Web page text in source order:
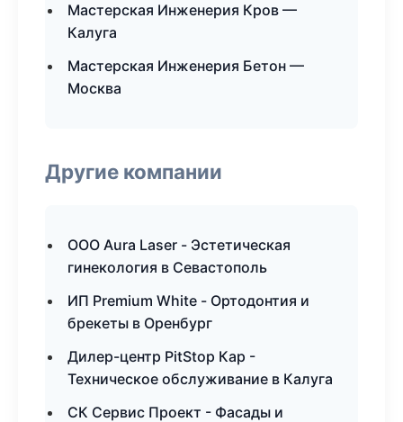
Мастерская Инженерия Кров —
Калуга
Мастерская Инженерия Бетон —
Москва
Другие компании
ООО Aura Laser - Эстетическая
гинекология в Севастополь
ИП Premium White - Ортодонтия и
брекеты в Оренбург
Дилер-центр PitStop Кар -
Техническое обслуживание в Калуга
СК Сервис Проект - Фасады и